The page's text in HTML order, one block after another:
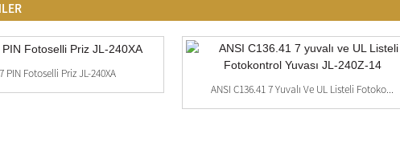
PIN Fotoselli Priz JL-240XA
ANSI C136.41 7 Yuvalı Ve UL Listeli Fotoko...